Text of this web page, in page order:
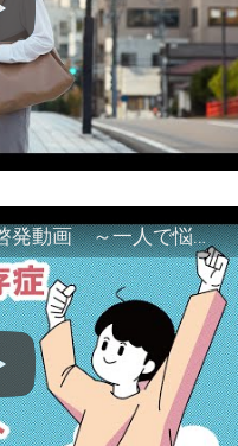
「ギャンブル等依存症対策啓発動画 ～一人で悩まず、家族で悩まず、まず！相談機関へ～」